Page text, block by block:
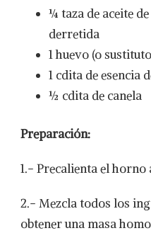
¼ taza de aceite
derretida
1 huevo (o
1 cdita de esencia
½ cdita de canela
Preparación:
1.- Precalienta el horno
2.- Mezcla todos los
obtener una masa